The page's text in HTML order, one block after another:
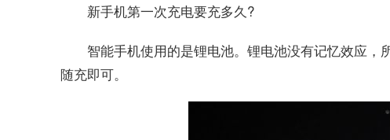
新手机第一次充电要充多久?
智能手机使用的是锂电池。锂电池没有记忆效应
随充即可。